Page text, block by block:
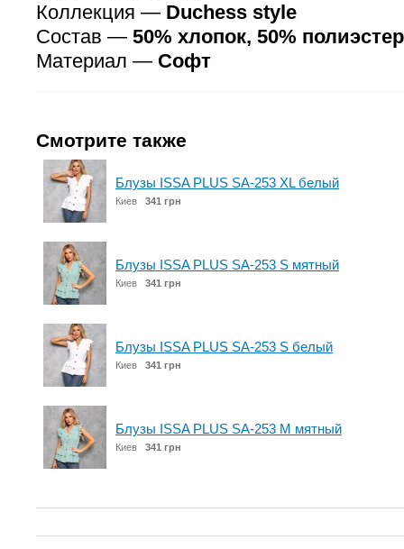
Коллекция — Duchess style
Состав — 50% хлопок, 50% полиэстер
Материал — Софт
Смотрите также
Блузы ISSA PLUS SA-253 XL белый
Киев 341 грн
Блузы ISSA PLUS SA-253 S мятный
Киев 341 грн
Блузы ISSA PLUS SA-253 S белый
Киев 341 грн
Блузы ISSA PLUS SA-253 M мятный
Киев 341 грн